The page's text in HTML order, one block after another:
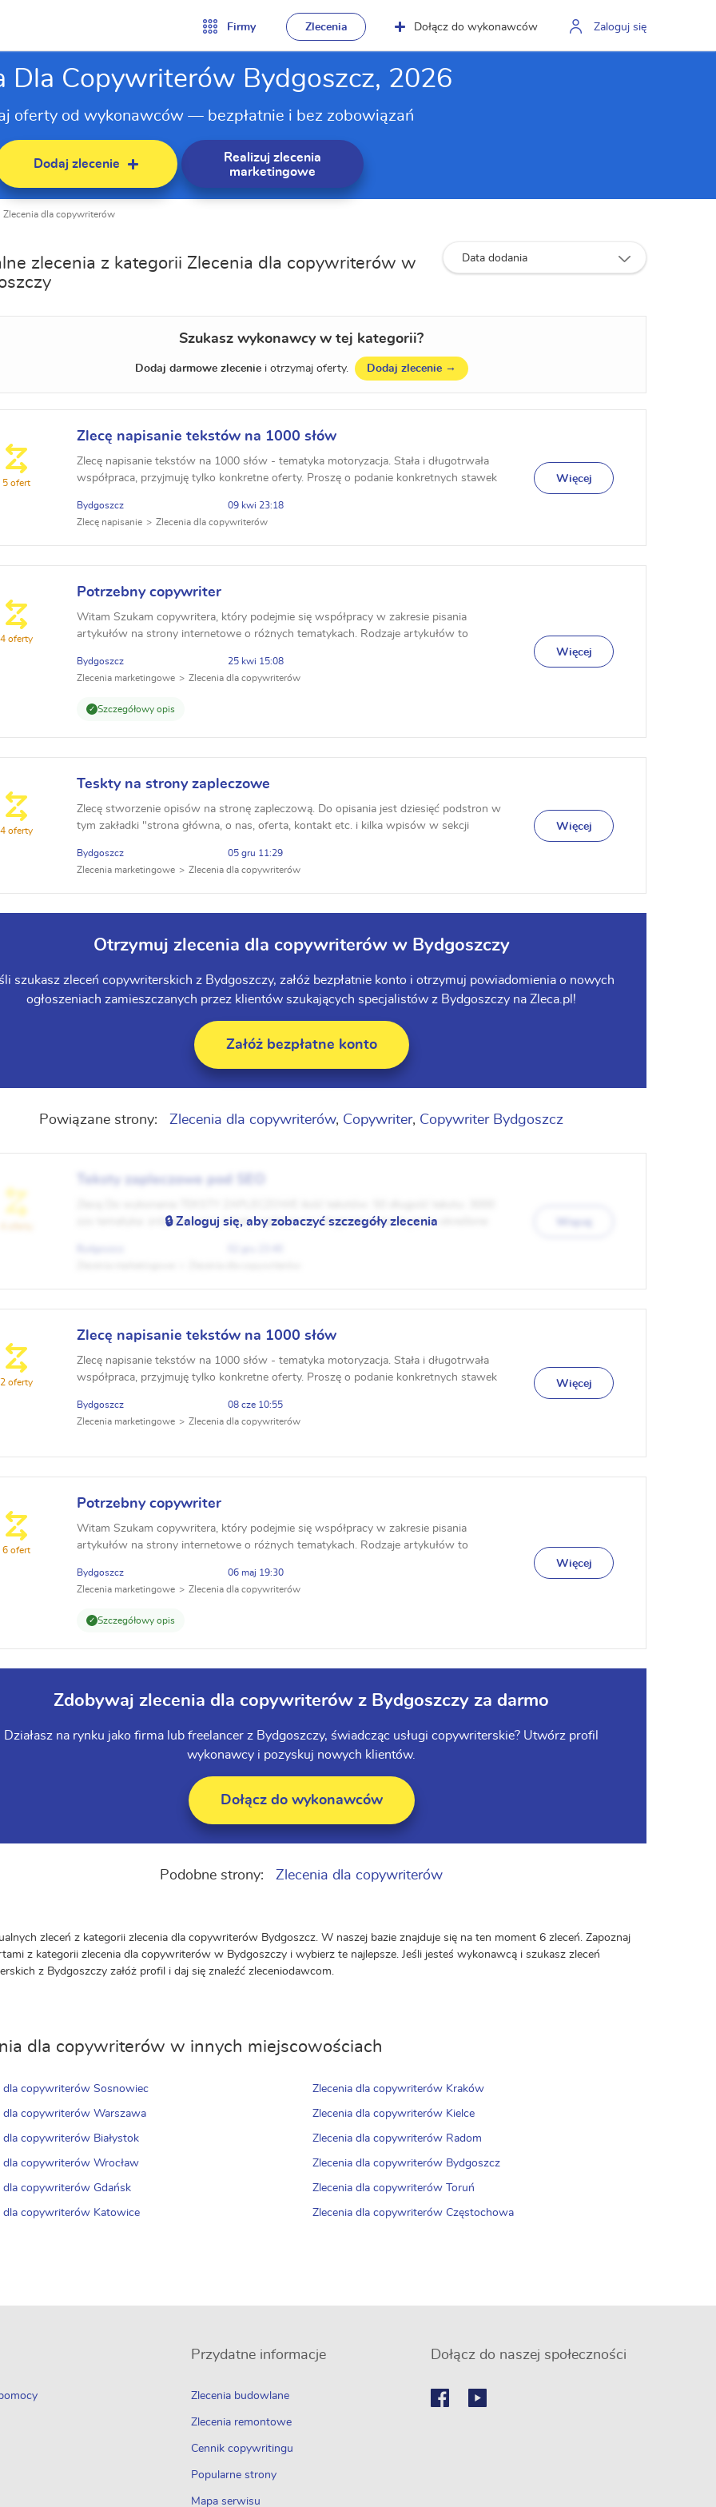
Firmy Zlecenia Dołącz do wykonawców Zaloguj się
Dla Copywriterów Bydgoszcz, 2026
oferty od wykonawców — bezpłatnie i bez zobowiązań
Dodaj zlecenie
Realizuj zlecenia
marketingowe
Zlecenia dla copywriterów
Data dodania
zlecenia z kategorii Zlecenia dla copywriterów w
Szukasz wykonawcy w tej kategorii?
Dodaj darmowe zleceniei otrzymaj oferty. Dodaj zlecenie →
Zlecę napisanie tekstów na 1000 słów
Zlecę napisanie tekstów na 1000 słów - tematyka motoryzacja. Stała i długotrwała
współpraca, przyjmuję tylko konkretne oferty. Proszę o podanie konkretnych stawek
Bydgoszcz
09 kwi 23:18
Zlecę napisanie
Zlecenia dla copywriterów
5 ofert Więcej
Potrzebny copywriter
Witam Szukam copywritera, który podejmie się współpracy w zakresie pisania
artykułów na strony internetowe o różnych tematykach. Rodzaje artykułów to
Bydgoszcz
25 kwi 15:08
Zlecenia marketingowe
Zlecenia dla copywriterów
Szczegółowy opis
4 oferty
Więcej
Teskty na strony zapleczowe
Zlecę stworzenie opisów na stronę zapleczową. Do opisania jest dziesięć podstron w
tym zakładki "strona główna, o nas, oferta, kontakt etc. i kilka wpisów w sekcji
Bydgoszcz
05 gru 11:29
Zlecenia marketingowe
Zlecenia dla copywriterów
4 oferty Więcej
Otrzymuj zlecenia dla copywriterów w Bydgoszczy
szukasz zleceń copywriterskich z Bydgoszczy, załóż bezpłatnie konto i otrzymuj powiadomienia o nowych
ogłoszeniach zamieszczanych przez klientów szukających specjalistów z Bydgoszczy na Zleca.pl!
Załóż bezpłatne konto
Powiązane strony: Zlecenia dla copywriterów, Copywriter, Copywriter Bydgoszcz
Teksty zapleczowe pod SEO
zzs tematyka: zróżnicowana, teksty zapleczowe, blogowe warunki jasno określone
🔒 Zaloguj się, aby zobaczyć szczegóły zlecenia
Zlecę napisanie tekstów na 1000 słów
Zlecę napisanie tekstów na 1000 słów - tematyka motoryzacja. Stała i długotrwała
współpraca, przyjmuję tylko konkretne oferty. Proszę o podanie konkretnych stawek
Bydgoszcz
08 cze 10:55
Zlecenia marketingowe
Zlecenia dla copywriterów
2 oferty Więcej
Potrzebny copywriter
Witam Szukam copywritera, który podejmie się współpracy w zakresie pisania
artykułów na strony internetowe o różnych tematykach. Rodzaje artykułów to
Bydgoszcz
06 maj 19:30
Zlecenia marketingowe
Zlecenia dla copywriterów
Szczegółowy opis
6 ofert
Więcej
Zdobywaj zlecenia dla copywriterów z Bydgoszczy za darmo
Działasz na rynku jako firma lub freelancer z Bydgoszczy, świadcząc usługi copywriterskie? Utwórz profil
wykonawcy i pozyskuj nowych klientów.
Dołącz do wykonawców
Podobne strony: Zlecenia dla copywriterów
zleceń z kategorii zlecenia dla copywriterów Bydgoszcz. W naszej bazie znajduje się na ten moment 6 zleceń. Zapoznaj
z kategorii zlecenia dla copywriterów w Bydgoszczy i wybierz te najlepsze. Jeśli jesteś wykonawcą i szukasz zleceń
z Bydgoszczy załóż profil i daj się znaleźć zleceniodawcom.
dla copywriterów w innych miejscowościach
dla copywriterów Sosnowiec
dla copywriterów Warszawa
dla copywriterów Białystok
dla copywriterów Wrocław
dla copywriterów Gdańsk
dla copywriterów Katowice
Zlecenia dla copywriterów Kraków
Zlecenia dla copywriterów Kielce
Zlecenia dla copywriterów Radom
Zlecenia dla copywriterów Bydgoszcz
Zlecenia dla copywriterów Toruń
Zlecenia dla copywriterów Częstochowa
Przydatne informacje
Zlecenia budowlane
Zlecenia remontowe
Cennik copywritingu
Popularne strony
Mapa serwisu
Dołącz do naszej społeczności